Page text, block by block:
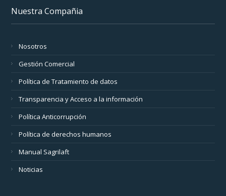
Nuestra Compañia
Nosotros
Gestión Comercial
Política de Tratamiento de datos
Transparencia y Acceso a la información
Política Anticorrupción
Política de derechos humanos
Manual Sagrilaft
Noticias